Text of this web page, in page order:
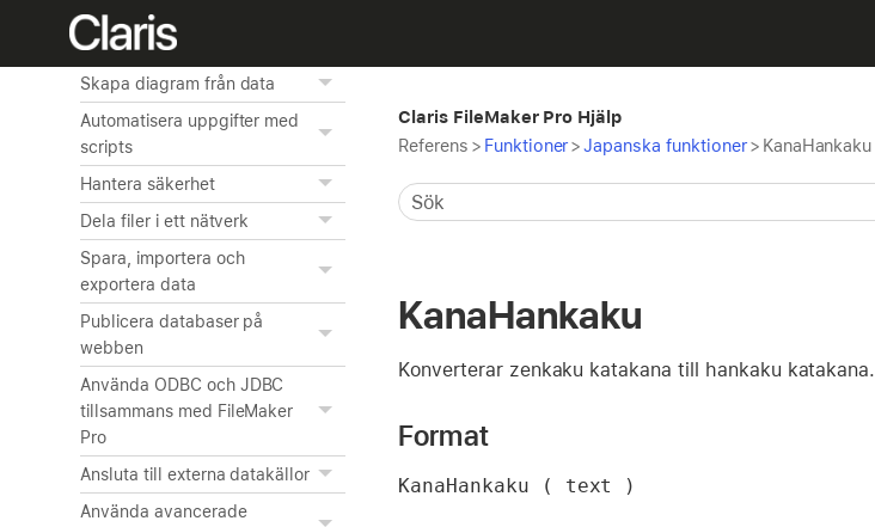
Redigera objekt, layoutdelar
och layoutbakgrund
Skapa diagram från data
Automatisera uppgifter med
scripts
Hantera säkerhet
Dela filer i ett nätverk
Spara, importera och
exportera data
Publicera databaser på
webben
Använda ODBC och JDBC
tillsammans med FileMaker
Pro
Ansluta till externa datakällor
Använda avancerade
Claris FileMaker Pro Hjälp
Referens > Funktioner> Japanska funktioner> KanaHankaku
KanaHankaku
Konverterar zenkaku katakana till hankaku katakana.
Format
KanaHankaku ( text )